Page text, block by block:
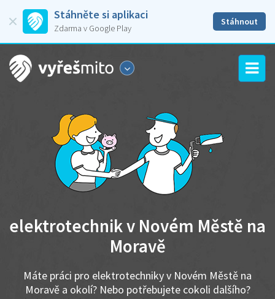
Stáhněte si aplikaci
Zdarma v Google Play
Stáhnout
elektrotechnik v Novém Městě na
Moravě
Máte práci pro elektrotechniky v Novém Městě na
Moravě a okolí? Nebo potřebujete cokoli dalšího?